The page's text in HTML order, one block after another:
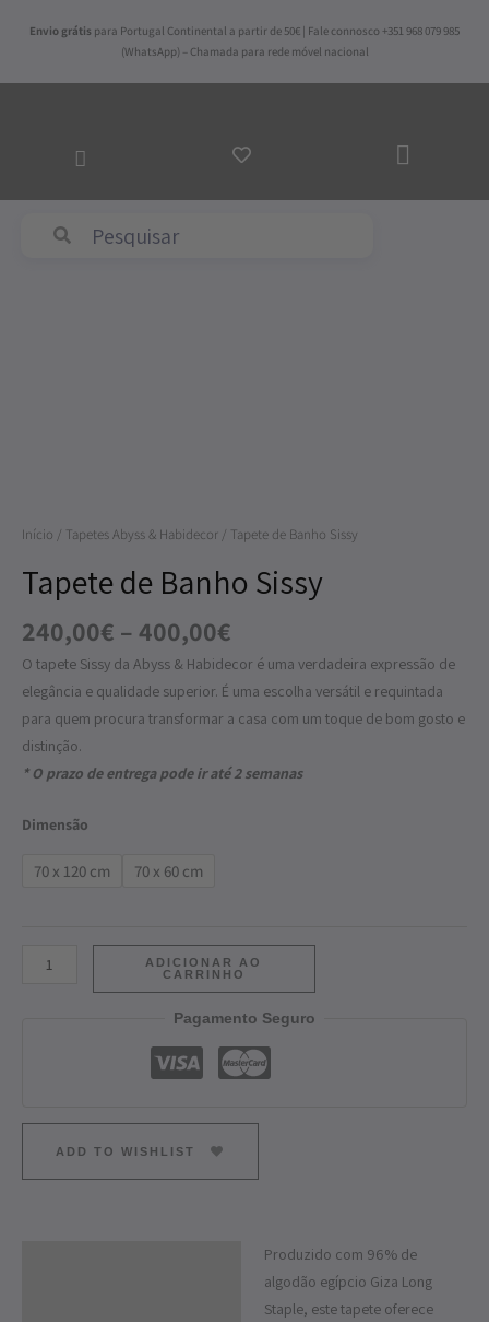
Envio grátis para Portugal Continental a partir de 50€ | Fale connosco +351 968 079 985
(WhatsApp) – Chamada para rede móvel nacional
AO
Início / Tapetes Abyss & Habidecor / Tapete de Banho Sissy
Tapete de Banho Sissy
240,00€ –400,00€
O tapete Sissy da Abyss & Habidecor é uma verdadeira expressão de
elegância e qualidade superior. É uma escolha versátil e requintada
para quem procura transformar a casa com um toque de bom gosto e
distinção.
* O prazo de entrega pode ir até 2 semanas
Dimensão
70 x 120 cm 70 x 60 cm
ADICIONAR AO
CARRINHO
Pagamento Seguro
ADD TO WISHLIST
Produzido com 96% de
algodão egípcio Giza Long
Staple, este tapete oferece